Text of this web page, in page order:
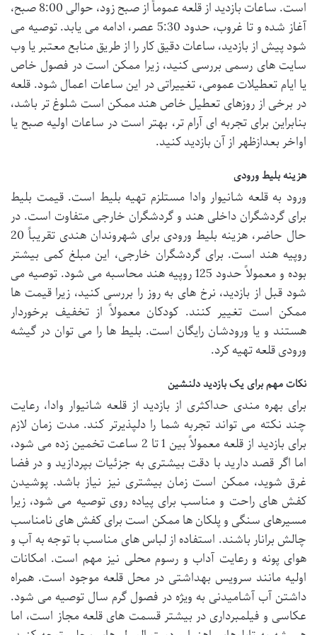
است. ساعات بازدید از قلعه عموماً از صبح زود، حوالی 8:00 صبح،
آغاز شده و تا غروب، حدود 5:30 عصر، ادامه می یابد. توصیه می
شود پیش از بازدید، ساعات دقیق کار را از طریق منابع معتبر یا وب
سایت های رسمی بررسی کنید، زیرا ممکن است در فصول خاص
یا ایام تعطیلات عمومی، تغییراتی در این ساعات اعمال شود. قلعه
در برخی از روزهای تعطیل خاص هند ممکن است شلوغ تر باشد،
بنابراین برای تجربه ای آرام تر، بهتر است در ساعات اولیه صبح یا
اواخر بعدازظهر از آن بازدید کنید.
هزینه بلیط ورودی
ورود به قلعه شانیوار وادا مستلزم تهیه بلیط است. قیمت بلیط
برای گردشگران داخلی هند و گردشگران خارجی متفاوت است. در
حال حاضر، هزینه بلیط ورودی برای شهروندان هندی تقریباً 20
روپیه هند است. برای گردشگران خارجی، این مبلغ کمی بیشتر
بوده و معمولاً حدود 125 روپیه هند محاسبه می شود. توصیه می
شود قبل از بازدید، نرخ های به روز را بررسی کنید، زیرا قیمت ها
ممکن است تغییر کنند. کودکان معمولاً از تخفیف برخوردار
هستند و یا ورودشان رایگان است. بلیط ها را می توان در گیشه
ورودی قلعه تهیه کرد.
نکات مهم برای یک بازدید دلنشین
برای بهره مندی حداکثری از بازدید از قلعه شانیوار وادا، رعایت
چند نکته می تواند تجربه شما را دلپذیرتر کند. مدت زمان لازم
برای بازدید از قلعه معمولاً بین 1 تا 2 ساعت تخمین زده می شود،
اما اگر قصد دارید با دقت بیشتری به جزئیات بپردازید و در فضا
غرق شوید، ممکن است زمان بیشتری نیز نیاز باشد. پوشیدن
کفش های راحت و مناسب برای پیاده روی توصیه می شود، زیرا
مسیرهای سنگی و پلکان ها ممکن است برای کفش های نامناسب
چالش برانار باشند. استفاده از لباس های مناسب با توجه به آب و
هوای پونه و رعایت آداب و رسوم محلی نیز مهم است. امکانات
اولیه مانند سرویس بهداشتی در محل قلعه موجود است. همراه
داشتن آب آشامیدنی به ویژه در فصول گرم سال توصیه می شود.
عکاسی و فیلمبرداری در بیشتر قسمت های قلعه مجاز است، اما